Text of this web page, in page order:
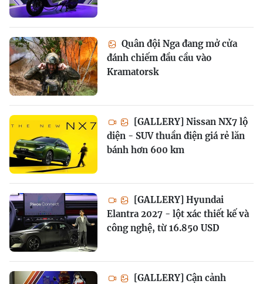
Quân đội Nga đang mở cửa
đánh chiếm đầu cầu vào
Kramatorsk
[GALLERY] Nissan NX7 lộ
diện - SUV thuần điện giá rẻ lăn
bánh hơn 600 km
[GALLERY] Hyundai
Elantra 2027 - lột xác thiết kế và
công nghệ, từ 16.850 USD
[GALLERY] Cận cảnh